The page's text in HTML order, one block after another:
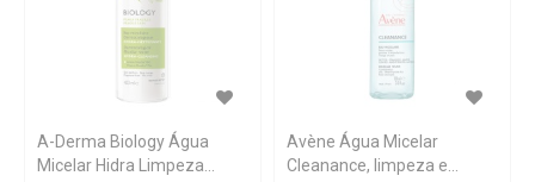
A-Derma Biology Água
Micelar Hidra Limpeza
Avène Água Micelar
Cleanance, limpeza e